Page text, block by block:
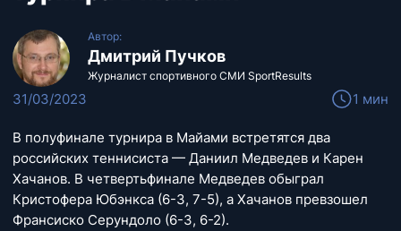
Автор:
Дмитрий Пучков
Журналист спортивного СМИ SportResults
31/03/2023 1 мин
В полуфинале турнира в Майами встретятся два
российских теннисиста — Даниил Медведев и Карен
Хачанов. В четвертьфинале Медведев обыграл
Кристофера Юбэнкса (6-3, 7-5), а Хачанов превзошел
Франсиско Серундоло (6-3, 6-2).